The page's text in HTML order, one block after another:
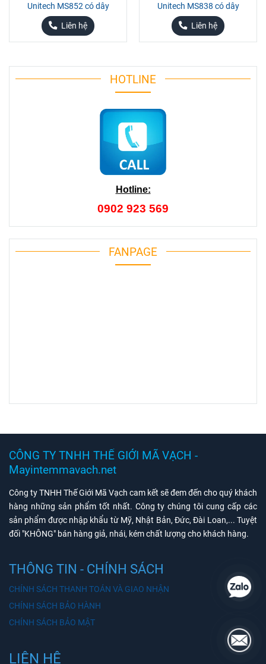
Unitech MS852 có dây
Liên hệ
Unitech MS838 có dây
Liên hệ
HOTLINE
Hotline:
0902 923 569
FANPAGE
CÔNG TY TNHH THẾ GIỚI MÃ VẠCH -
Mayintemmavach.net
Công ty TNHH Thế Giới Mã Vạch cam kết sẽ đem đến cho quý khách
hàng những sản phẩm tốt nhất. Công ty chúng tôi cung cấp các
sản phẩm được nhập khẩu từ Mỹ, Nhật Bản, Đức, Đài Loan,... Tuyệt
đối "KHÔNG" bán hàng giả, nhái, kém chất lượng cho khách hàng.
THÔNG TIN - CHÍNH SÁCH
CHÍNH SÁCH THANH TOÁN VÀ GIAO NHẬN
CHÍNH SÁCH BẢO HÀNH
CHÍNH SÁCH BẢO MẬT
LIÊN HỆ